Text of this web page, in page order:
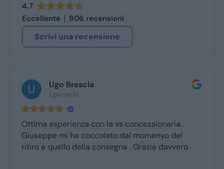
4.7
Eccellente
906 recensioni
Scrivi una recensione
Ugo Brescia
1 giorno fa
Ottima esperienza con la vs concessionaria.
Giuseppe mi ha coccolato dal momenyo del
ritiro a quello della consegna . Grazie davvero